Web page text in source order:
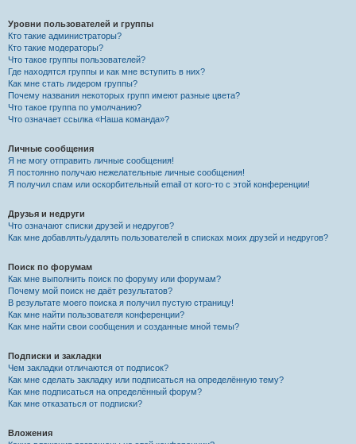
Уровни пользователей и группы
Кто такие администраторы?
Кто такие модераторы?
Что такое группы пользователей?
Где находятся группы и как мне вступить в них?
Как мне стать лидером группы?
Почему названия некоторых групп имеют разные цвета?
Что такое группа по умолчанию?
Что означает ссылка «Наша команда»?
Личные сообщения
Я не могу отправить личные сообщения!
Я постоянно получаю нежелательные личные сообщения!
Я получил спам или оскорбительный email от кого-то с этой конференции!
Друзья и недруги
Что означают списки друзей и недругов?
Как мне добавлять/удалять пользователей в списках моих друзей и недругов?
Поиск по форумам
Как мне выполнить поиск по форуму или форумам?
Почему мой поиск не даёт результатов?
В результате моего поиска я получил пустую страницу!
Как мне найти пользователя конференции?
Как мне найти свои сообщения и созданные мной темы?
Подписки и закладки
Чем закладки отличаются от подписок?
Как мне сделать закладку или подписаться на определённую тему?
Как мне подписаться на определённый форум?
Как мне отказаться от подписки?
Вложения